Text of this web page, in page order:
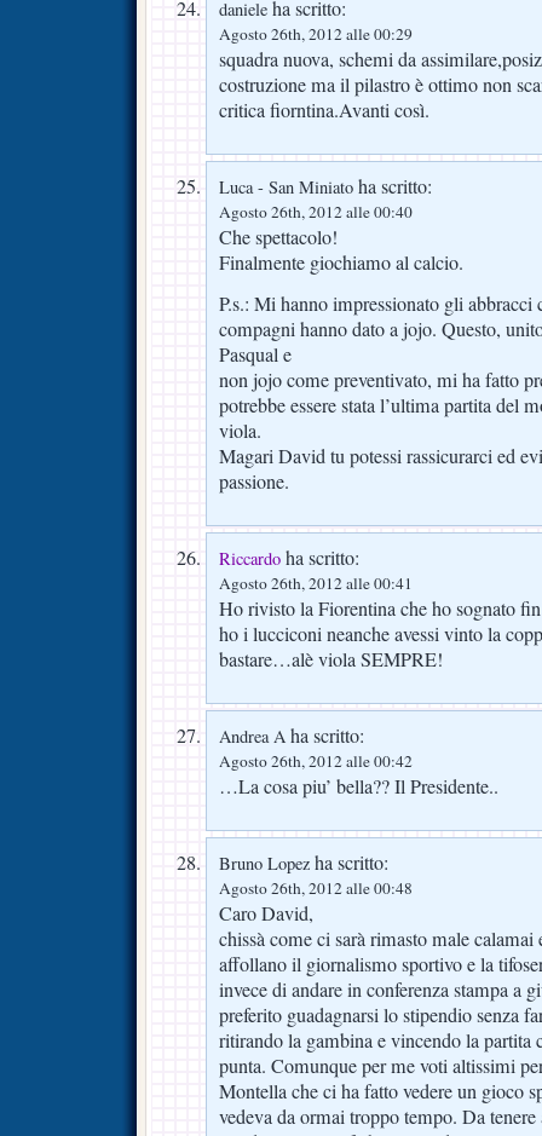
daniele ha scritto:
Agosto 26th, 2012 alle 00:29
squadra nuova, schemi da
costruzione ma il pilastro è ottimo non
critica fiorntina.Avanti così.
Luca - San Miniato ha scritto:
Agosto 26th, 2012 alle 00:40
Che spettacolo!
Finalmente giochiamo al calcio.
P.s.: Mi hanno impressionato gli abbracci
compagni hanno dato a jojo. Questo,
Pasqual e
non jojo come preventivato, mi ha fatto
potrebbe essere stata l’ultima partita del
viola.
Magari David tu potessi rassicurarci ed
passione.
Riccardo ha scritto:
Agosto 26th, 2012 alle 00:41
Ho rivisto la Fiorentina che ho sognato
ho i lucciconi neanche avessi vinto la
bastare…alè viola SEMPRE!
Andrea A ha scritto:
Agosto 26th, 2012 alle 00:42
…La cosa piu’ bella?? Il Presidente..
Bruno Lopez ha scritto:
Agosto 26th, 2012 alle 00:48
Caro David,
chissà come ci sarà rimasto male
affollano il giornalismo sportivo e la
invece di andare in conferenza stampa a
preferito guadagnarsi lo stipendio senza
ritirando la gambina e vincendo la partita
punta. Comunque per me voti altissimi
Montella che ci ha fatto vedere un gioco
vedeva da ormai troppo tempo. Da